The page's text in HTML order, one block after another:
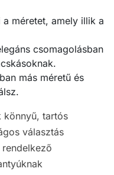
a méretet, amely illik a
csomagolásban
más méretű és
könnyű, tartós
választás